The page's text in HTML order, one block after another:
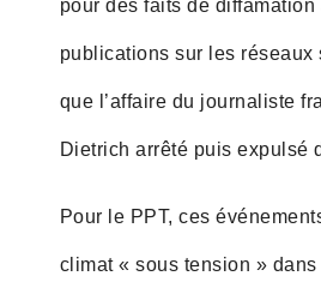
pour des faits de diffamation
publications sur les réseaux
que l’affaire du journaliste
Dietrich arrêté puis expulsé
Pour le PPT, ces
climat « sous tension »